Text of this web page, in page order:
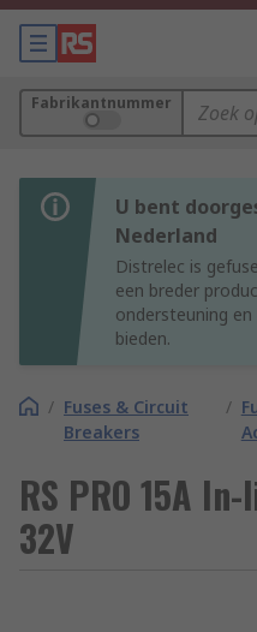
Fabrikantnummer
U bent
Nederland
Distrelec is
een breder
ondersteuning
bieden.
/ Fuses & Circuit
Breakers
/
RS PRO 15A
32V